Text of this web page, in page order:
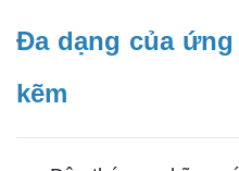
Đa dạng của
kẽm